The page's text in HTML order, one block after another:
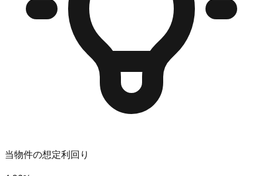
当物件の想定利回り